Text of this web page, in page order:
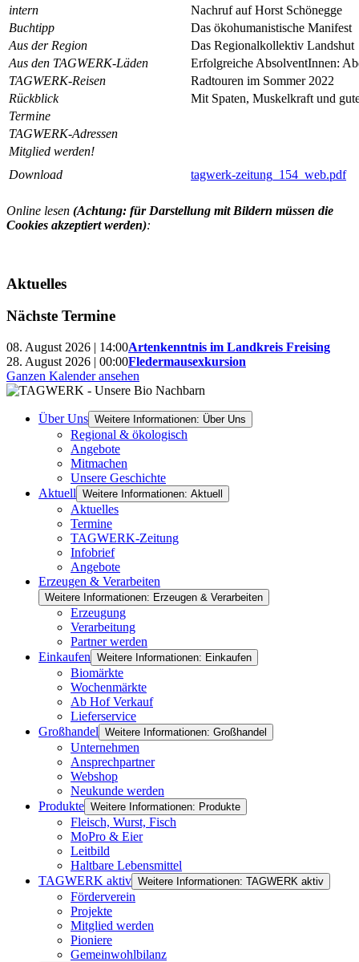
intern
Nachruf auf Horst Schönegge
Buchtipp
Das ökohumanistische Manifest
Aus der Region
Das Regionalkollektiv Landshut
Aus den TAGWERK-Läden
Erfolgreiche AbsolventInnen:
TAGWERK-Reisen
Radtouren im Sommer 2022
Rückblick
Mit Spaten, Muskelkraft und
Termine
TAGWERK-Adressen
Mitglied werden!
Download
tagwerk-zeitung_154_web.pdf
Online lesen (Achtung: für Darstellung mit Bildern müssen die
Cookies akzeptiert werden):
Aktuelles
Nächste Termine
08. August 2026 | 14:00Artenkenntnis im Landkreis Freising
28. August 2026 | 00:00Fledermausexkursion
Ganzen Kalender ansehen
Über Uns Weitere Informationen: Über Uns
Regional & ökologisch
Angebote
Mitmachen
Unsere Geschichte
Aktuell Weitere Informationen: Aktuell
Aktuelles
Termine
TAGWERK-Zeitung
Infobrief
Angebote
Erzeugen & Verarbeiten
Weitere Informationen: Erzeugen & Verarbeiten
Erzeugung
Verarbeitung
Partner werden
Einkaufen Weitere Informationen: Einkaufen
Biomärkte
Wochenmärkte
Ab Hof Verkauf
Lieferservice
Großhandel Weitere Informationen: Großhandel
Unternehmen
Ansprechpartner
Webshop
Neukunde werden
Produkte Weitere Informationen: Produkte
Fleisch, Wurst, Fisch
MoPro & Eier
Leitbild
Haltbare Lebensmittel
TAGWERK aktiv Weitere Informationen: TAGWERK aktiv
Förderverein
Projekte
Mitglied werden
Pioniere
Gemeinwohlbilanz